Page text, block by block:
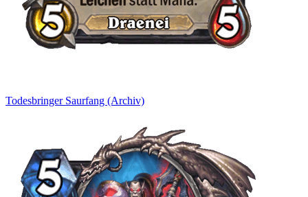
Todesbringer Saurfang (Archiv)